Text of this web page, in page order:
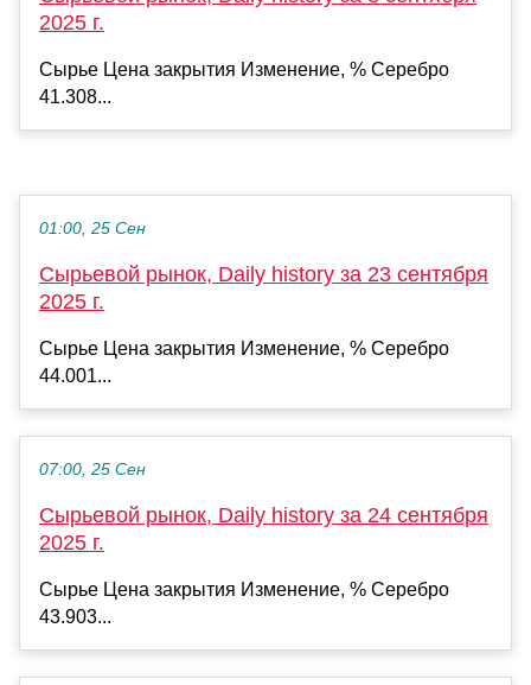
2025 г.
Сырье Цена закрытия Изменение, % Серебро
41.308...
01:00, 25 Сен
Сырьевой рынок, Daily history за 23 сентября
2025 г.
Сырье Цена закрытия Изменение, % Серебро
44.001...
07:00, 25 Сен
Сырьевой рынок, Daily history за 24 сентября
2025 г.
Сырье Цена закрытия Изменение, % Серебро
43.903...